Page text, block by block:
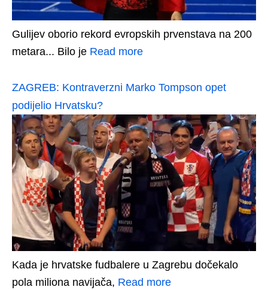
Gulijev oborio rekord evropskih prvenstava na 200
metara... Bilo je Read more
ZAGREB: Kontraverzni Marko Tompson opet
podijelio Hrvatsku?
Kada je hrvatske fudbalere u Zagrebu dočekalo
pola miliona navijača, Read more